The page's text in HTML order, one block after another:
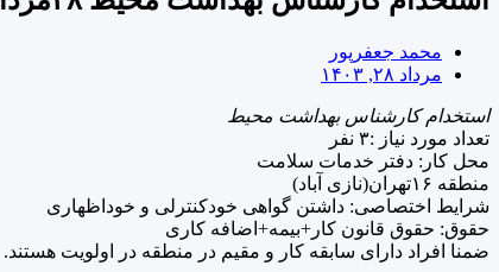
محمد جعفرپور
مرداد ۲۸, ۱۴۰۳
استخدام کارشناس بهداشت محیط
تعداد مورد نیاز :۳ نفر
محل کار: دفتر خدمات سلامت
منطقه ۱۶تهران(نازی آباد)
شرایط اختصاصی: داشتن گواهی خودکنترلی و خوداظهاری
حقوق: حقوق قانون کار+بیمه+اضافه کاری
ضمنا افراد دارای سابقه کار و مقیم در منطقه در اولویت هستند.